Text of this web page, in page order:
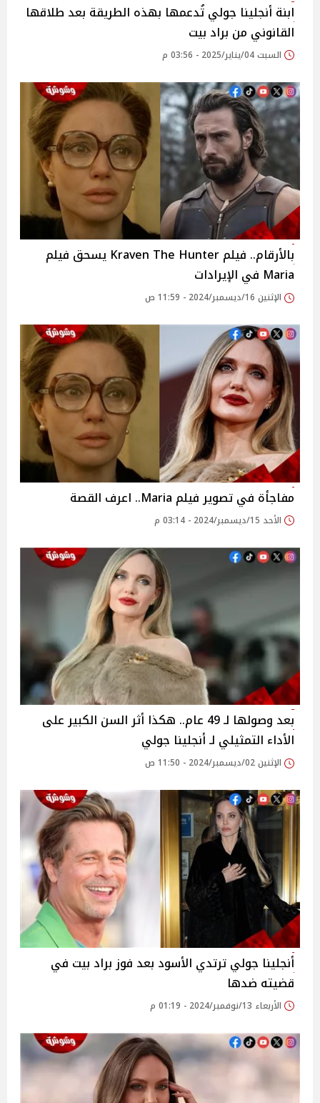
ابنة أنجلينا جولي تُدعمها بهذه الطريقة بعد طلاقها
القانوني من براد بيت
السبت 04/يناير/2025 - 03:56 م
بالأرقام.. فيلم Kraven The Hunter يسحق فيلم
Maria في الإيرادات
الإثنين 16/ديسمبر/2024 - 11:59 ص
مفاجأة في تصوير فيلم Maria.. اعرف القصة
الأحد 15/ديسمبر/2024 - 03:14 م
بعد وصولها لـ 49 عام.. هكذا أثر السن الكبير على
الأداء التمثيلي لـ أنجلينا جولي
الإثنين 02/ديسمبر/2024 - 11:50 ص
أنجلينا جولي ترتدي الأسود بعد فوز براد بيت في
قضيته ضدها
الأربعاء 13/نوفمبر/2024 - 01:19 م